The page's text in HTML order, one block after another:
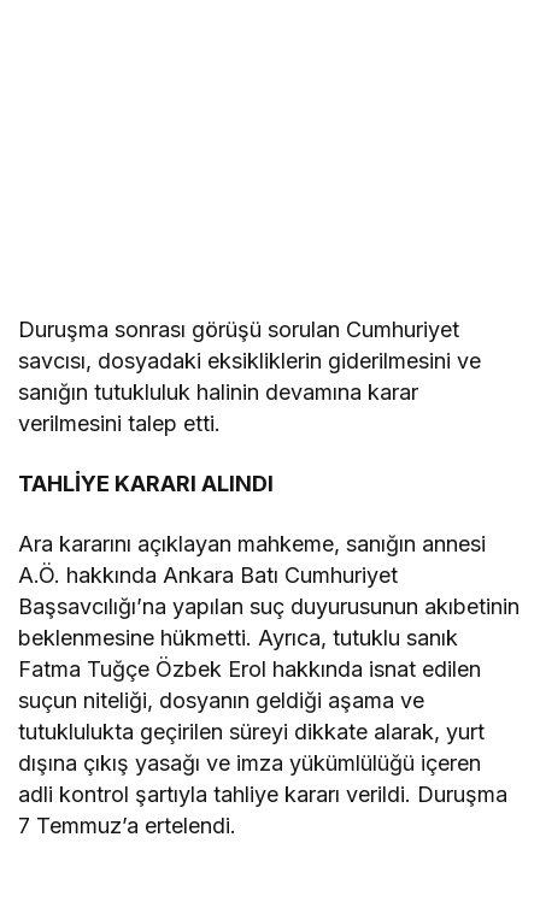
Duruşma sonrası görüşü sorulan Cumhuriyet
savcısı, dosyadaki eksikliklerin giderilmesini ve
sanığın tutukluluk halinin devamına karar
verilmesini talep etti.
TAHLİYE KARARI ALINDI
Ara kararını açıklayan mahkeme, sanığın annesi
A.Ö. hakkında Ankara Batı Cumhuriyet
Başsavcılığı’na yapılan suç duyurusunun akıbetinin
beklenmesine hükmetti. Ayrıca, tutuklu sanık
Fatma Tuğçe Özbek Erol hakkında isnat edilen
suçun niteliği, dosyanın geldiği aşama ve
tutuklulukta geçirilen süreyi dikkate alarak, yurt
dışına çıkış yasağı ve imza yükümlülüğü içeren
adli kontrol şartıyla tahliye kararı verildi. Duruşma
7 Temmuz’a ertelendi.